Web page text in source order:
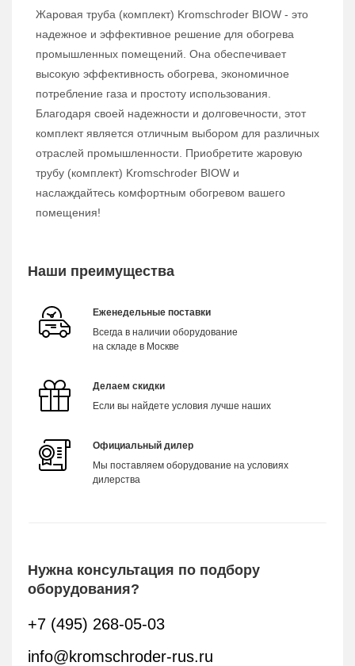
Жаровая труба (комплект) Kromschroder BIOW - это
надежное и эффективное решение для обогрева
промышленных помещений. Она обеспечивает
высокую эффективность обогрева, экономичное
потребление газа и простоту использования.
Благодаря своей надежности и долговечности, этот
комплект является отличным выбором для различных
отраслей промышленности. Приобретите жаровую
трубу (комплект) Kromschroder BIOW и
наслаждайтесь комфортным обогревом вашего
помещения!
Наши преимущества
Еженедельные поставки
Всегда в наличии оборудование
на складе в Москве
Делаем скидки
Если вы найдете условия лучше наших
Официальный дилер
Мы поставляем оборудование на условиях
дилерства
Нужна консультация по подбору
оборудования?
+7 (495) 268-05-03
info@kromschroder-rus.ru